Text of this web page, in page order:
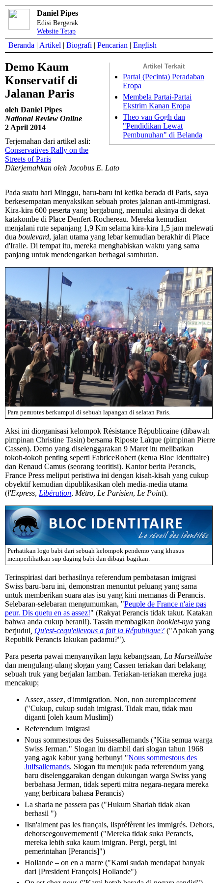
Daniel Pipes
Edisi Bergerak
Website Tetap
Beranda | Artikel | Biografi | Pencarian | English
Artikel Terkait
Partai (Pecinta) Peradaban
Eropa
Membela Partai-Partai
Ekstrim Kanan Eropa
Theo van Gogh dan
"Pendidikan Lewat
Pembunuhan" di Belanda
Demo Kaum
Konservatif di
Jalanan Paris
oleh Daniel Pipes
National Review Online
2 April 2014
Terjemahan dari artikel asli:
Conservatives Rally on the
Streets of Paris
Diterjemahkan oleh Jacobus E. Lato
Pada suatu hari Minggu, baru-baru ini ketika berada di Paris, saya
berkesempatan menyaksikan sebuah protes jalanan anti-immigrasi.
Kira-kira 600 peserta yang bergabung, memulai aksinya di dekat
katakombe di Place Denfert-Rochereau. Mereka kemudian
menjalani rute sepanjang 1,9 Km selama kira-kira 1,5 jam melewati
dua boulevard, jalan utama yang lebar kemudian berakhir di Place
d'Iralie. Di tempat itu, mereka menghabiskan waktu yang sama
panjang untuk mendengarkan berbagai sambutan.
Para pemrotes berkumpul di sebuah lapangan di selatan Paris.
Aksi ini diorganisasi kelompok Résistance Républicaine (dibawah
pimpinan Christine Tasin) bersama Riposte Laïque (pimpinan Pierre
Cassen). Demo yang diselenggarakan 9 Maret itu melibatkan
tokoh-tokoh penting seperti FabriceRobert (ketua Bloc Identitaire)
dan Renaud Camus (seorang teoritisi). Kantor berita Perancis,
France Press meliput peristiwa ini dengan kisah-kisah yang cukup
obyektif kemudian dipublikasikan oleh media-media utama
(l'Express, Libération, Métro, Le Parisien, Le Point).
Perhatikan logo babi dari sebuah kelompok pendemo yang khusus
memperlihatkan sup daging babi dan dibagi-bagikan.
Terinspiriasi dari berhasilnya referendum pembatasan imigrasi
Swiss baru-baru ini, demonstran menuntut peluang yang sama
untuk memberikan suara atas isu yang kini memanas di Perancis.
Selebaran-selebaran mengumumkan, "Peuple de France n'aie pas
peur. Dis quetu en as assez!" (Rakyat Perancis tidak takut. Katakan
bahwa anda cukup berani!). Tassin membagikan booklet-nya yang
berjudul Qu'est-cequ'ellevous a fait la République? ("Apakah yang
Republik Perancis lakukan padamu?").
Para peserta pawai menyanyikan lagu kebangsaan, La Marseillaise
dan mengulang-ulang slogan yang Cassen teriakan dari belakang
sebuah truk yang berjalan lamban. Teriakan-teriakan mereka juga
mencakup;
Assez, assez, d'immigration. Non, non auremplacement
("Cukup, cukup sudah imigrasi. Tidak mau, tidak mau
diganti [oleh kaum Muslim])
Referendum Imigrasi
Nous sommestous des Suissesallemands ("Kita semua warga
Swiss Jerman." Slogan itu diambil dari slogan tahun 1968
yang agak kabur yang berbunyi "Nous sommestous des
Juifsallemands. Slogan itu merujuk pada referendum yang
baru diselenggarakan dengan dukungan warga Swiss yang
berbahasa Jerman, tidak seperti mitra negara-negara mereka
yang berbicara bahasa Perancis)
La sharia ne passera pas ("Hukum Shariah tidak akan
berhasil ")
Ilsn'aiment pas les français, ilspréfèrent les immigrés. Dehors,
dehorscegouvernement! ("Mereka tidak suka Perancis,
mereka lebih suka kaum imigran. Pergi, pergi, ini
pemerintahan [Perancis]")
Hollande – on en a marre ("Kami sudah mendapat banyak
dari [President François] Hollande")